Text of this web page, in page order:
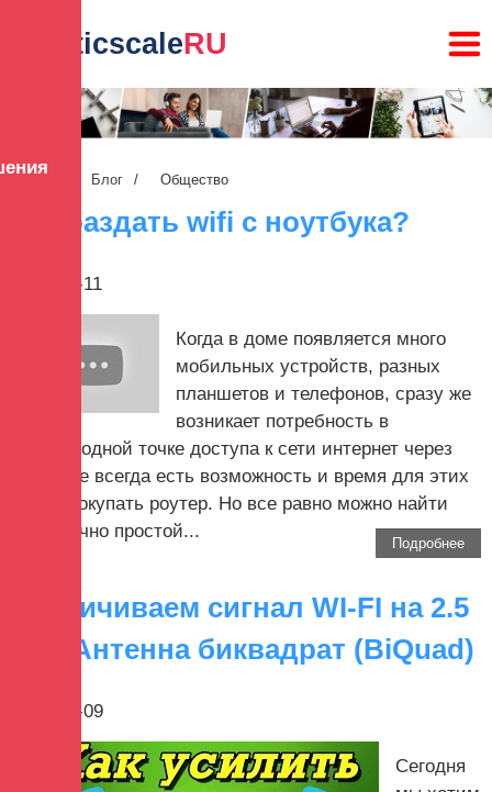
lunaticscaleRU
Главная Блог / Общество
Как раздать wifi с ноутбука?
2022-08-11
Когда в доме появляется много
мобильных устройств, разных
планшетов и телефонов, сразу же
возникает потребность в
беспроводной точке доступа к сети интернет через
Wi-Fi. Не всегда есть возможность и время для этих
целей покупать роутер. Но все равно можно найти
достаточно простой...
Подробнее
Увеличиваем сигнал WI-FI на 2.5
км - Антенна биквадрат (BiQuad)
2022-08-09
Сегодня